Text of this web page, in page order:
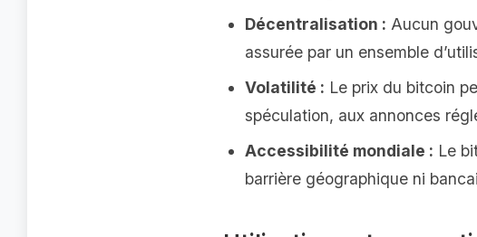
Décentralisation : Aucun
assurée par un ensemble
Volatilité : Le prix du bitcoin
spéculation, aux annonces
Accessibilité mondiale : Le
barrière géographique ni